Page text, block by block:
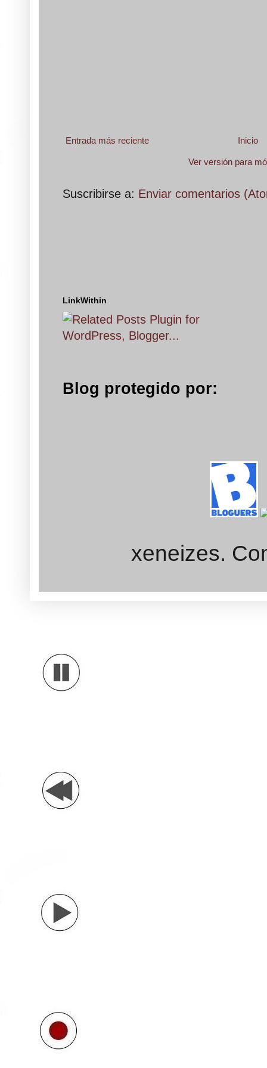
Entrada más reciente Inicio
Ver versión para
Suscribirse a: Enviar comentarios
LinkWithin
Blog protegido por:
xeneizes.